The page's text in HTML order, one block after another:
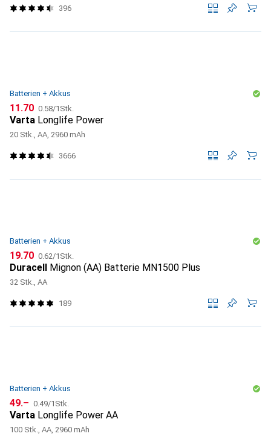
396
Batterien + Akkus
CHF
11.70 CHF
0.58/1Stk.
Varta Longlife Power
20 Stk., AA, 2960 mAh
3666
Batterien + Akkus
CHF
19.70 CHF
0.62/1Stk.
Duracell Mignon (AA) Batterie MN1500 Plus
32 Stk., AA
189
Batterien + Akkus
CHF
49.– CHF
0.49/1Stk.
Varta Longlife Power AA
100 Stk., AA, 2960 mAh